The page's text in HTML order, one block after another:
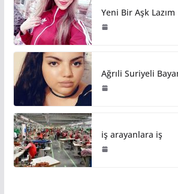
Yeni Bir Aşk Lazım
Ağrıli Suriyeli
iş arayanlara iş